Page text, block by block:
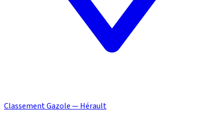
Classement Gazole — Hérault